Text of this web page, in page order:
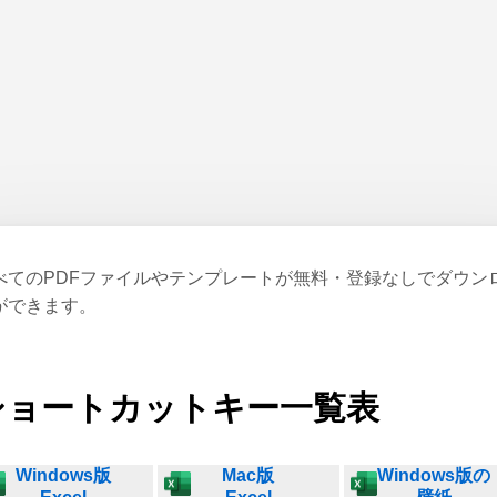
てのPDFファイルやテンプレートが無料・登録なしでダウン
できます。
ートカットキー一覧表
Windows版
Mac版
Windows版の